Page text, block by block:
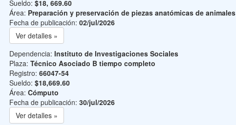
Sueldo: $18, 669.60
Área: Preparación y preservación de piezas anatómicas de animales
Fecha de publicación: 02/jul/2026
Ver detalles »
Dependencia: Instituto de Investigaciones Sociales
Plaza: Técnico Asociado B tiempo completo
Registro: 66047-54
Sueldo: $18,669.60
Área: Cómputo
Fecha de publicación: 30/jul/2026
Ver detalles »